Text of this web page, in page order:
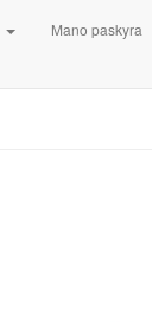
Mano paskyra